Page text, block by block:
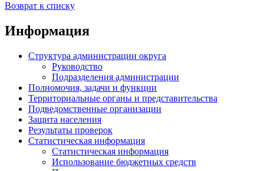
Возврат к списку
Информация
Структура администрации округа
Руководство
Подразделения администрации
Полномочия, задачи и функции
Территориальные органы и представительства
Подведомственные организации
Защита населения
Результаты проверок
Статистическая информация
Статистическая информация
Использование бюджетных средств